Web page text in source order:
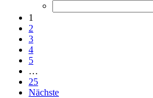
1
2
3
4
5
…
25
Nächste